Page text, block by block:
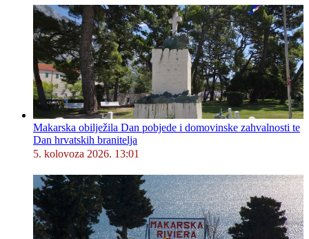
Makarska obilježila Dan pobjede i domovinske zahvalnosti te
Dan hrvatskih branitelja
5. kolovoza 2026. 13:01